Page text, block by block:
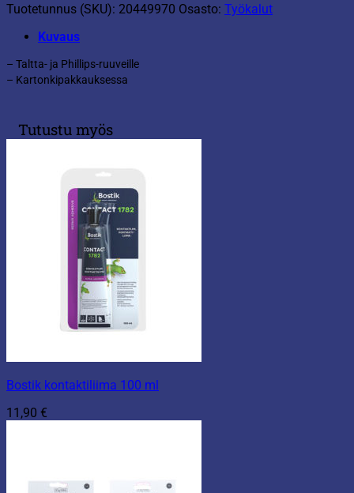
Tuotetunnus (SKU): 20449970 Osasto: Työkalut
Kuvaus
– Taltta- ja Phillips-ruuveille
– Kartonkipakkauksessa
Tutustu myös
Bostik kontaktiliima 100 ml
11,90 €